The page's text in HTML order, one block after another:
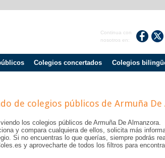
Continua con
nosotros en:
Colegios concertados Colegios
de colegios públicos de Armuña De
los colegios públicos de Armuña De Almanzora.
y compara cualquiera de ellos, solicita más
Si no encuentras lo que querías, siempre podrás
y aprovecharte de todos los filtros para